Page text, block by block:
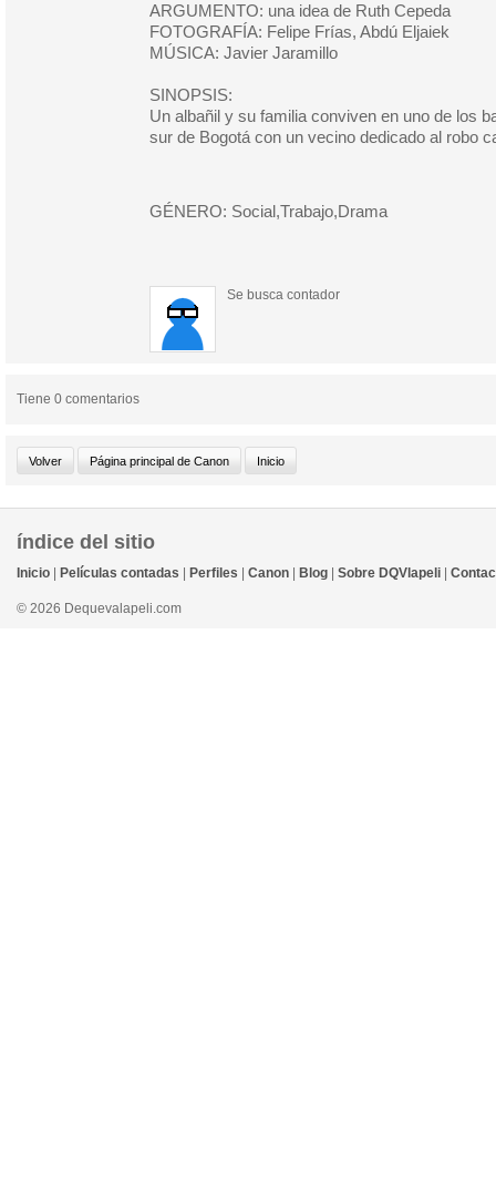
ARGUMENTO: una idea de Ruth Cepeda
FOTOGRAFÍA: Felipe Frías, Abdú Eljaiek
MÚSICA: Javier Jaramillo
SINOPSIS:
Un albañil y su familia conviven en uno de los
sur de Bogotá con un vecino dedicado al robo
GÉNERO: Social,Trabajo,Drama
Se busca contador
Tiene 0 comentarios
índice del sitio
Inicio Películas contadas Perfiles Canon Blog Sobre DQVlapeli
© 2026 Dequevalapeli.com